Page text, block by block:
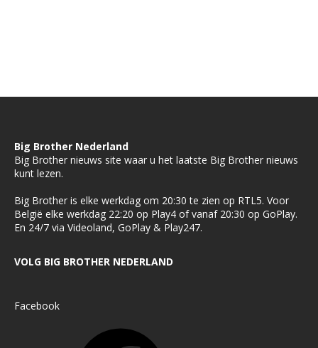
Big Brother Nederland
Big Brother nieuws site waar u het laatste Big Brother nieuws
kunt lezen.
Big Brother is elke werkdag om 20:30 te zien op RTL5. Voor
België elke werkdag 22:20 op Play4 of vanaf 20:30 op GoPlay.
En 24/7 via Videoland, GoPlay & Play247.
VOLG BIG BROTHER NEDERLAND
Facebook